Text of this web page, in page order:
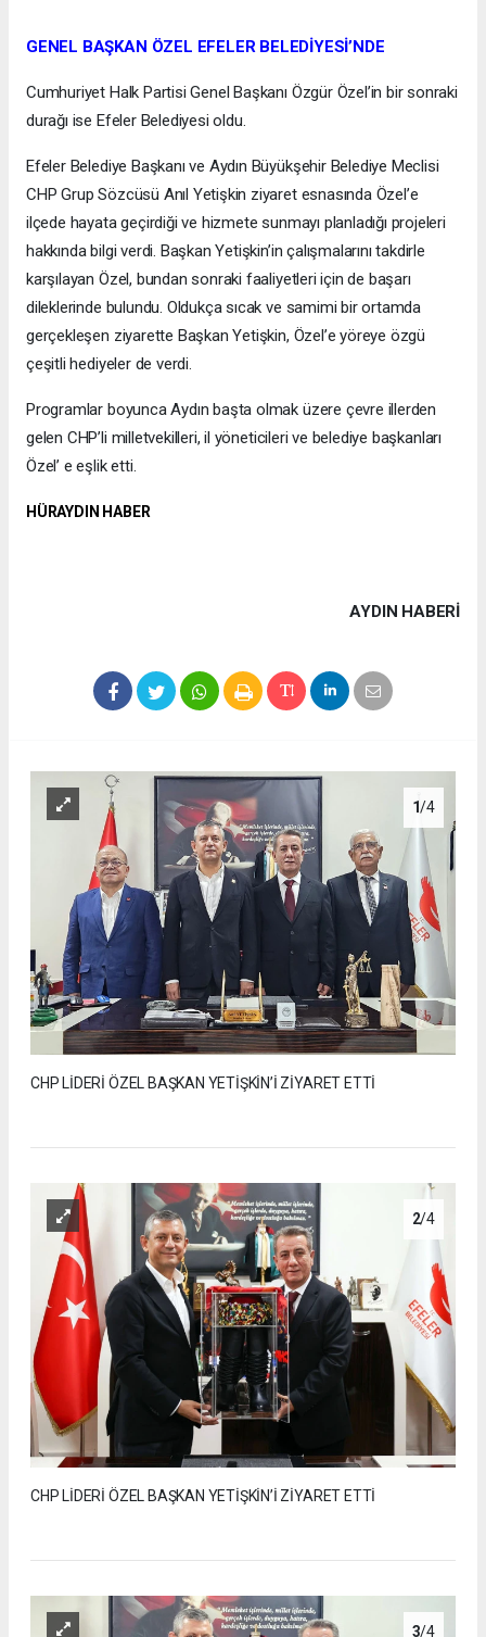
GENEL BAŞKAN ÖZEL EFELER BELEDİYESİ’NDE
Cumhuriyet Halk Partisi Genel Başkanı Özgür Özel’in bir sonraki
durağı ise Efeler Belediyesi oldu.
Efeler Belediye Başkanı ve Aydın Büyükşehir Belediye Meclisi
CHP Grup Sözcüsü Anıl Yetişkin ziyaret esnasında Özel’e
ilçede hayata geçirdiği ve hizmete sunmayı planladığı projeleri
hakkında bilgi verdi. Başkan Yetişkin’in çalışmalarını takdirle
karşılayan Özel, bundan sonraki faaliyetleri için de başarı
dileklerinde bulundu. Oldukça sıcak ve samimi bir ortamda
gerçekleşen ziyarette Başkan Yetişkin, Özel’e yöreye özgü
çeşitli hediyeler de verdi.
Programlar boyunca Aydın başta olmak üzere çevre illerden
gelen CHP’li milletvekilleri, il yöneticileri ve belediye başkanları
Özel’ e eşlik etti.
HÜRAYDIN HABER
AYDIN HABERİ
1/4
CHP LİDERİ ÖZEL BAŞKAN YETİŞKİN’İ ZİYARET ETTİ
2/4
CHP LİDERİ ÖZEL BAŞKAN YETİŞKİN’İ ZİYARET ETTİ
3/4